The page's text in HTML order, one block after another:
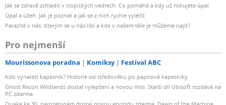
Jak se zdravě zchladit v tropických vedrech: Co pomáhá a kdy už riskujete úpal
Úpal a úžeh: Jak je poznat a jak se z nich rychle vyléčit
Parazité v nás: Kterým se u nás líbí a kde v našem těle je můžeme najít?
Pro nejmenší
Mourissonova poradna Komiksy Festival ABC
Kdo vynalezl kapesník? Historie od středověku po papírové kapesníky
Ghost Recon Wildlands dostal vylepšení a novou misi. Starší díl Ubisoft rozdává na
PC zdarma